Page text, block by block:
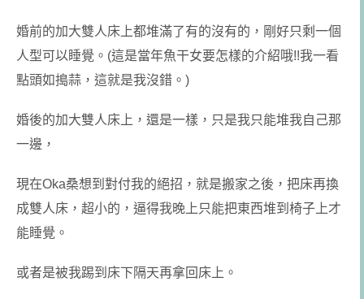
婚前的加大雙人床上都堆滿了有的沒有的，剛好只剩一個
人型可以睡覺。(這是當年魚干女要怎樣的介紹哦!!我一看
點頭如搗蒜，這就是我沒錯。)
婚後的加大雙人床上，還是一樣，只是我只能堆我自己那
一邊，
現在Oka桑想到對付我的絕招，就是搬家之後，把床再換
成雙人床，超小的，逼得我晚上只能把東西堆到椅子上才
能睡覺。
或者是被我踢到床下隔天再拿回床上。